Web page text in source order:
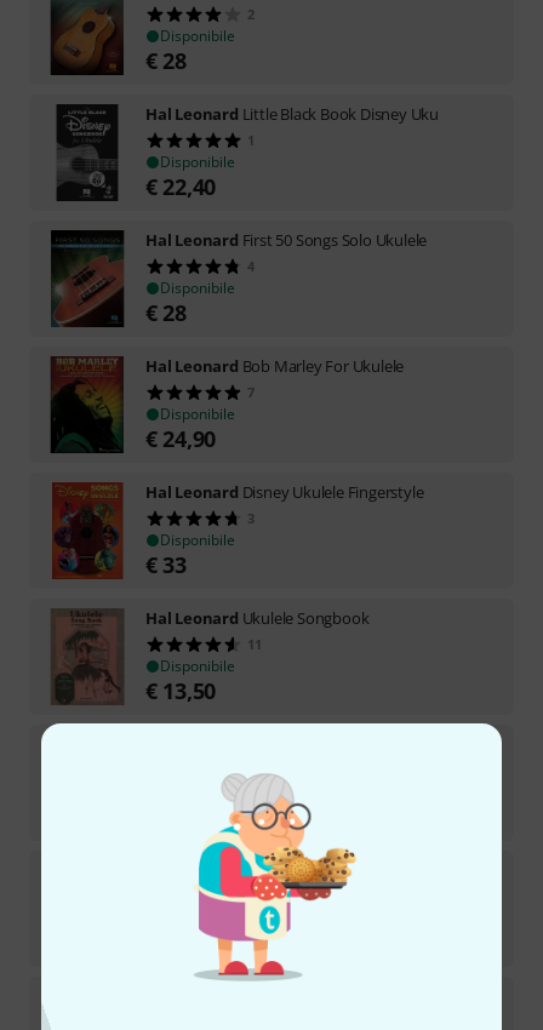
2
Disponibile
€ 28
Hal Leonard Little Black Book Disney Uku
1
Disponibile
€ 22,40
Hal Leonard First 50 Songs Solo Ukulele
4
Disponibile
€ 28
Hal Leonard Bob Marley For Ukulele
7
Disponibile
€ 24,90
Hal Leonard Disney Ukulele Fingerstyle
3
Disponibile
€ 33
Hal Leonard Ukulele Songbook
11
Disponibile
€ 13,50
Disponibile
Hal Leonard Early Blues Ukulele
1
22,50